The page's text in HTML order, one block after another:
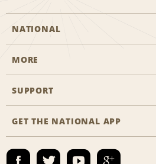
NATIONAL
Start a Reservation
Business Programmes
Emerald Club Sign In
MORE
Career Opportunities
SUPPORT
Accessibility
Contact Us
GET THE NATIONAL APP